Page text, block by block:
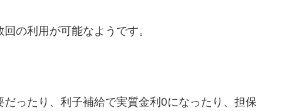
の利用が可能なようです。
ったり、利子補給で実質金利0になったり、担保